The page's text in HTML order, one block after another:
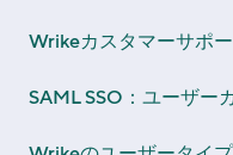
Wrikeカスタマーサポ
SAML SSO：ユーザー